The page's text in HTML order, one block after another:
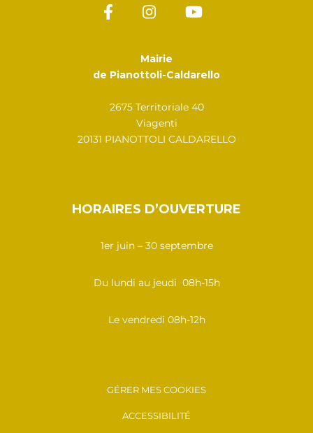
Mairie
de Pianottoli-Caldarello
2675 Territoriale 40
Viagenti
20131 PIANOTTOLI CALDARELLO
HORAIRES D’OUVERTURE
1er juin – 30 septembre
Du lundi au jeudi 08h-15h
Le vendredi 08h-12h
GÉRER MES COOKIES
ACCESSIBILITÉ